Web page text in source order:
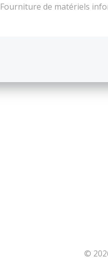
Fourniture de matériels
©